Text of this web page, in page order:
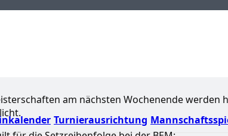
Turnierausrichtung
am nächsten Wochenende werden